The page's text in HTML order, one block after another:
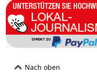
Nach oben